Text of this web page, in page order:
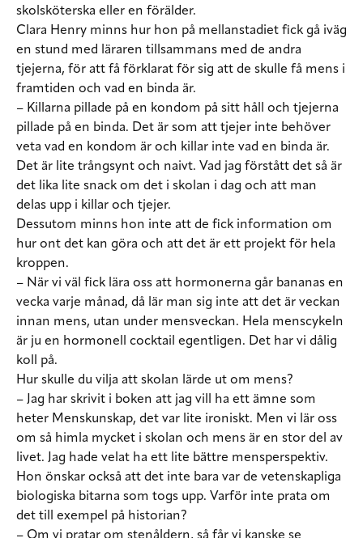
skolsköterska eller en förälder.
Clara Henry minns hur hon på mellanstadiet fick gå iväg
en stund med läraren tillsammans med de andra
tjejerna, för att få förklarat för sig att de skulle få mens i
framtiden och vad en binda är.
– Killarna pillade på en kondom på sitt håll och tjejerna
pillade på en binda. Det är som att tjejer inte behöver
veta vad en kondom är och killar inte vad en binda är.
Det är lite trångsynt och naivt. Vad jag förstått det så är
det lika lite snack om det i skolan i dag och att man
delas upp i killar och tjejer.
Dessutom minns hon inte att de fick information om
hur ont det kan göra och att det är ett projekt för hela
kroppen.
– När vi väl fick lära oss att hormonerna går bananas en
vecka varje månad, då lär man sig inte att det är veckan
innan mens, utan under mensveckan. Hela menscykeln
är ju en hormonell cocktail egentligen. Det har vi dålig
koll på.
Hur skulle du vilja att skolan lärde ut om mens?
– Jag har skrivit i boken att jag vill ha ett ämne som
heter Menskunskap, det var lite ironiskt. Men vi lär oss
om så himla mycket i skolan och mens är en stor del av
livet. Jag hade velat ha ett lite bättre mensperspektiv.
Hon önskar också att det inte bara var de vetenskapliga
biologiska bitarna som togs upp. Varför inte prata om
det till exempel på historian?